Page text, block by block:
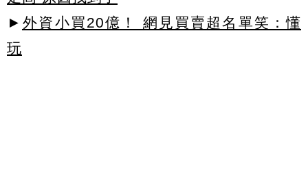
► 外資小買20億！ 網見買賣超名單笑：懂
玩